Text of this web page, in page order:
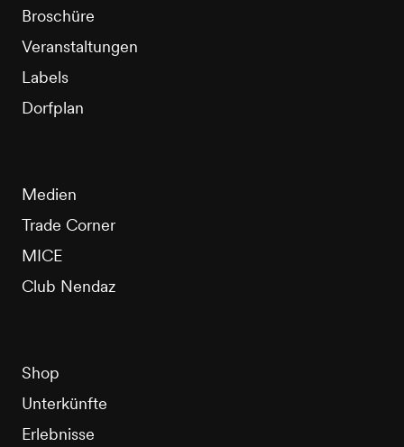
Broschüre
Veranstaltungen
Labels
Dorfplan
Medien
Trade Corner
MICE
Club Nendaz
Shop
Unterkünfte
Erlebnisse